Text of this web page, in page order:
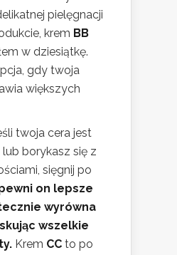
pielęgnacji
krem BB
w dziesiątkę.
gdy twoja
większych
twoja cera jest
borykasz się z
sięgnij po
on lepsze
wyrówna
wszelkie
Krem CC to po